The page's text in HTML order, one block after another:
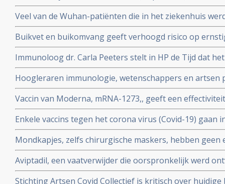
vaccin van Pfizer of Moderna.
Veel van de Wuhan-patiënten die in het ziekenhuis
had zes maanden later nog steeds symptomen, zo
Buikvet en buikomvang geeft verhoogd risico op
coronavirus - Covid-19 blijkt uit Nederlandse studie
Immunoloog dr. Carla Peeters stelt in HP de Tijd dat
risico's is. En onderbouwt dat met ervaringen met het
Hoogleraren immunologie, wetenschappers en artsen
vitamine D tegen Covid-19. Er is steeds meer bewijs
coronavirus - Covid-19
Vaccin van Moderna, mRNA-1273,, geeft een
19 blijkt uit een tussenevaluatie.
Enkele vaccins tegen het corona virus (Covid-19) gaan
onderzocht worden na goede resultaten bij groepen
Mondkapjes, zelfs chirurgische maskers, hebben
tientallen gerandomiseerde studies. Dit in
Nederlandse regering van ons eist.
Aviptadil, een vaatverwijder die oorspronkelijk werd
te behandelen geeft betere overleving bij ernstig zieke
Stichting Artsen Covid Collectief is kritisch over